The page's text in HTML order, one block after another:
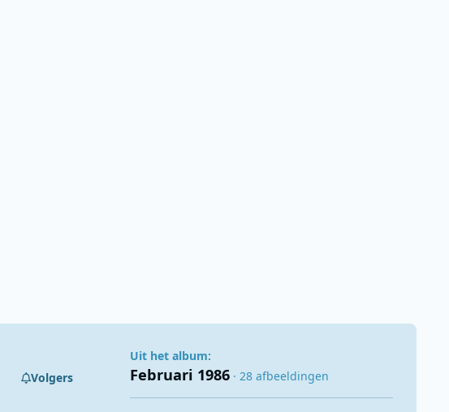
Volgers
Uit het album:
Februari 1986 · 28 afbeeldingen